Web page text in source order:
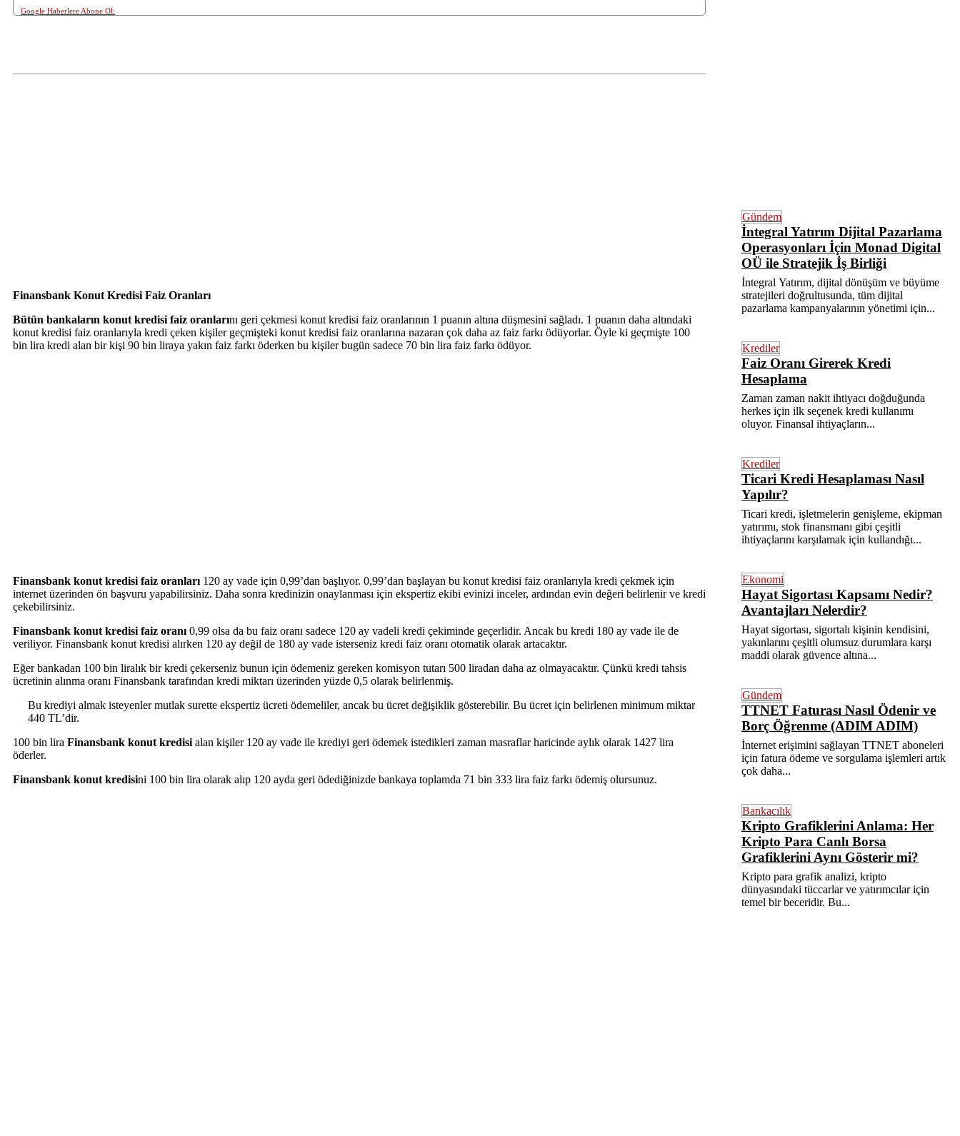
Google Haberlere Abone Ol:
Finansbank Konut Kredisi Faiz Oranları
Bütün bankaların konut kredisi faiz oranlarını geri çekmesi konut kredisi faiz oranlarının 1 puanın altına düşmesini sağladı. 1 puanın daha altındaki
konut kredisi faiz oranlarıyla kredi çeken kişiler geçmişteki konut kredisi faiz oranlarına nazaran çok daha az faiz farkı ödüyorlar. Öyle ki geçmişte 100
bin lira kredi alan bir kişi 90 bin liraya yakın faiz farkı öderken bu kişiler bugün sadece 70 bin lira faiz farkı ödüyor.
Finansbank konut kredisi faiz oranları 120 ay vade için 0,99’dan başlıyor. 0,99’dan başlayan bu konut kredisi faiz oranlarıyla kredi çekmek için
internet üzerinden ön başvuru yapabilirsiniz. Daha sonra kredinizin onaylanması için ekspertiz ekibi evinizi inceler, ardından evin değeri belirlenir ve kredi
çekebilirsiniz.
Finansbank konut kredisi faiz oranı 0,99 olsa da bu faiz oranı sadece 120 ay vadeli kredi çekiminde geçerlidir. Ancak bu kredi 180 ay vade ile de
veriliyor. Finansbank konut kredisi alırken 120 ay değil de 180 ay vade isterseniz kredi faiz oranı otomatik olarak artacaktır.
Eğer bankadan 100 bin liralık bir kredi çekerseniz bunun için ödemeniz gereken komisyon tutarı 500 liradan daha az olmayacaktır. Çünkü kredi tahsis
ücretinin alınma oranı Finansbank tarafından kredi miktarı üzerinden yüzde 0,5 olarak belirlenmiş.
Bu krediyi almak isteyenler mutlak surette ekspertiz ücreti ödemeliler, ancak bu ücret değişiklik gösterebilir. Bu ücret için belirlenen minimum miktar
440 TL’dir.
100 bin lira Finansbank konut kredisi alan kişiler 120 ay vade ile krediyi geri ödemek istedikleri zaman masraflar haricinde aylık olarak 1427 lira
öderler.
Finansbank konut kredisini 100 bin lira olarak alıp 120 ayda geri ödediğinizde bankaya toplamda 71 bin 333 lira faiz farkı ödemiş olursunuz.
Gündem
İntegral Yatırım Dijital Pazarlama
Operasyonları İçin Monad Digital
OÜ ile Stratejik İş Birliği
İntegral Yatırım, dijital dönüşüm ve büyüme
stratejileri doğrultusunda, tüm dijital
pazarlama kampanyalarının yönetimi için...
Krediler
Faiz Oranı Girerek Kredi
Hesaplama
Zaman zaman nakit ihtiyacı doğduğunda
herkes için ilk seçenek kredi kullanımı
oluyor. Finansal ihtiyaçların...
Krediler
Ticari Kredi Hesaplaması Nasıl
Yapılır?
Ticari kredi, işletmelerin genişleme, ekipman
yatırımı, stok finansmanı gibi çeşitli
ihtiyaçlarını karşılamak için kullandığı...
Ekonomi
Hayat Sigortası Kapsamı Nedir?
Avantajları Nelerdir?
Hayat sigortası, sigortalı kişinin kendisini,
yakınlarını çeşitli olumsuz durumlara karşı
maddi olarak güvence altına...
Gündem
TTNET Faturası Nasıl Ödenir ve
Borç Öğrenme (ADIM ADIM)
İnternet erişimini sağlayan TTNET aboneleri
için fatura ödeme ve sorgulama işlemleri artık
çok daha...
Bankacılık
Kripto Grafiklerini Anlama: Her
Kripto Para Canlı Borsa
Grafiklerini Aynı Gösterir mi?
Kripto para grafik analizi, kripto
dünyasındaki tüccarlar ve yatırımcılar için
temel bir beceridir. Bu...